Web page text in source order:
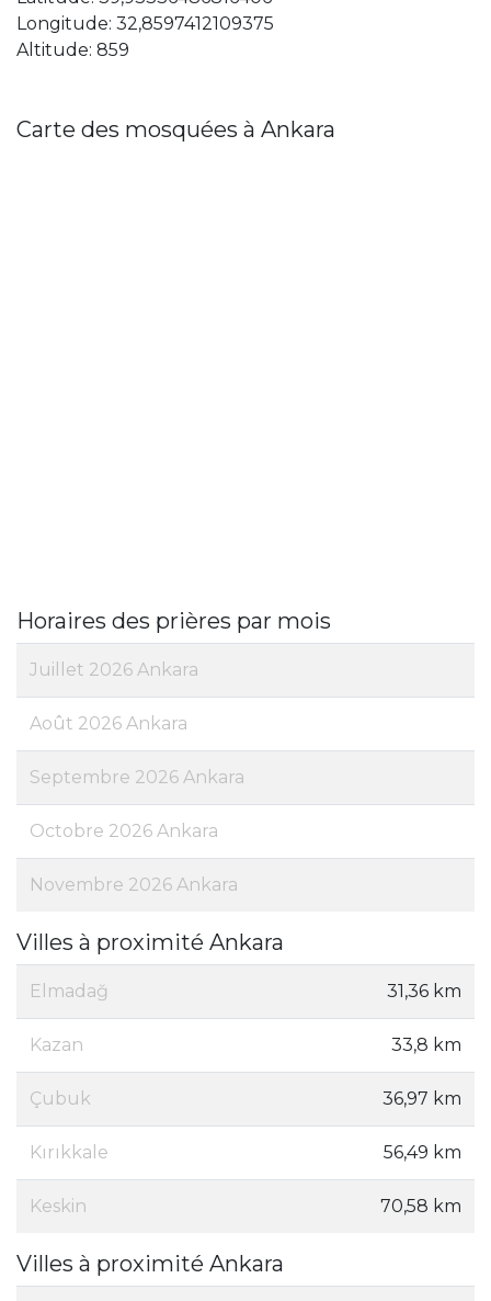
Longitude: 32,8597412109375
Altitude: 859
Carte des mosquées à Ankara
Horaires des prières par mois
Juillet 2026 Ankara
Août 2026 Ankara
Septembre 2026 Ankara
Octobre 2026 Ankara
Novembre 2026 Ankara
Villes à proximité Ankara
Elmadağ 31,36 km
Kazan 33,8 km
Çubuk 36,97 km
Kırıkkale 56,49 km
Keskin 70,58 km
Villes à proximité Ankara